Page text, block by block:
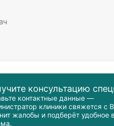
консультацию
контактные данные —
клиники свяжется с
жалобы и подберёт удобное